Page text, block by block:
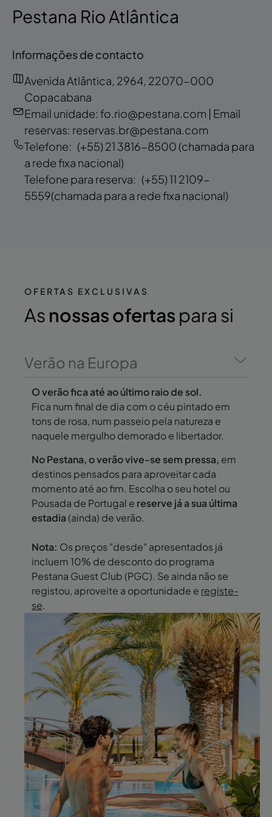
Pestana Rio Atlântica
Informações de contacto
Avenida Atlântica, 2964, 22070-000
Copacabana
Email unidade: fo.rio@pestana.com | Email
reservas: reservas.br@pestana.com
Telefone: (+55) 21 3816-8500 (chamada para
a rede fixa nacional)
Telefone para reserva: (+55) 11 2109-
5559(chamada para a rede fixa nacional)
OFERTAS EXCLUSIVAS
As nossas ofertas para si
Verão na Europa
O verão fica até ao último raio de sol.
Fica num final de dia com o céu pintado em
tons de rosa, num passeio pela natureza e
naquele mergulho demorado e libertador.
No Pestana, o verão vive-se sem pressa, em
destinos pensados para aproveitar cada
momento até ao fim. Escolha o seu hotel ou
Pousada de Portugal e reserve já a sua última
estadia (ainda) de verão.
Nota: Os preços "desde" apresentados já
incluem 10% de desconto do programa
Pestana Guest Club (PGC). Se ainda não se
registou, aproveite a oportunidade e registe-
se.